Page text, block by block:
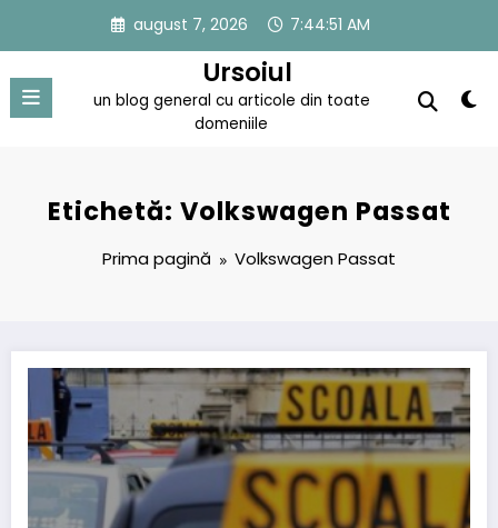
conținut
august 7, 2026 7:44:51 AM
Ursoiul
un blog general cu articole din toate
domeniile
Etichetă: Volkswagen Passat
Prima pagină Volkswagen Passat